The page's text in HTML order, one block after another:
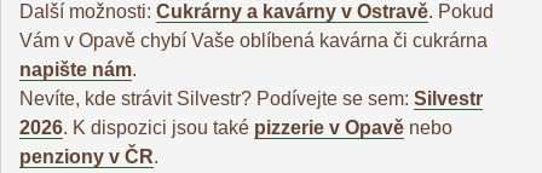
Další možnosti: Cukrárny a kavárny v Ostravě. Pokud
Vám v Opavě chybí Vaše oblíbená kavárna či cukrárna
napište nám.
Nevíte, kde strávit Silvestr? Podívejte se sem: Silvestr
2026. K dispozici jsou také pizzerie v Opavě nebo
penziony v ČR.